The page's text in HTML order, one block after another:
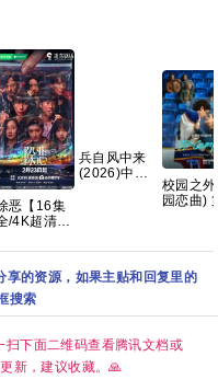
恶【16集
/4K超清臻
雾剧场，
开年人性犯
大剧 夸克
兵自风中来
(2026)中国
校园之
园恋曲)
享的资源，如果主贴和回复里的
搜索
扫下面二维码查看腾讯文档或
新，建议收藏。🙏